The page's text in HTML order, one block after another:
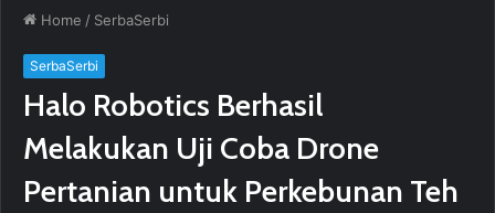
Home / SerbaSerbi
SerbaSerbi
Halo Robotics Berhasil
Melakukan Uji Coba Drone
Pertanian untuk Perkebunan Teh